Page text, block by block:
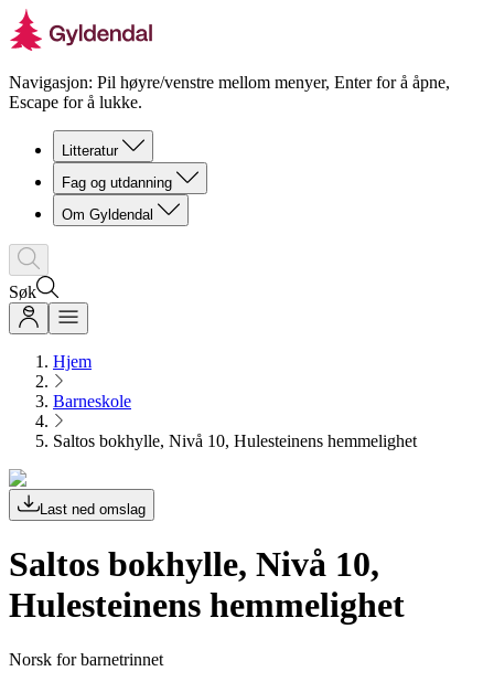
Navigasjon: Pil høyre/venstre mellom menyer, Enter for å åpne,
Escape for å lukke.
Litteratur
Fag og utdanning
Om Gyldendal
Søk
Hjem
Barneskole
Saltos bokhylle, Nivå 10, Hulesteinens hemmelighet
Last ned omslag
Saltos bokhylle, Nivå 10,
Hulesteinens hemmelighet
Norsk for barnetrinnet